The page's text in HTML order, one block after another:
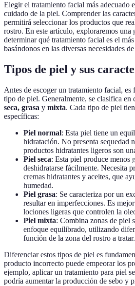
Elegir el tratamiento facial más adecuado
cuidado de la piel. Comprender las
permitirá seleccionar los productos que
rostro. En este artículo, exploraremos una
determinar qué tratamiento facial es el
basándonos en las diversas necesidades
Tipos de piel y sus
Antes de escoger un tratamiento facial, es
tipo de piel. Generalmente, se clasifica en
seca, grasa y mixta. Cada tipo de piel
específicas:
Piel normal: Esta piel tiene un
hidratación. No presenta sequedad
productos hidratantes ligeros son
Piel seca: Esta piel produce menos
deshidratarse fácilmente. Necesita
cremas hidratantes y aceites, que
humedad.
Piel grasa: Se caracteriza por un
resultar en imperfecciones. Es
lociones ligeras que controlen la
Piel mixta: Combina zonas de piel
enfoque equilibrado, utilizando
función de la zona del rostro a tratar.
Diferenciar estos tipos de piel es
producto incorrecto puede empeorar los
ejemplo, aplicar un tratamiento para piel
podría aumentar la producción de sebo y